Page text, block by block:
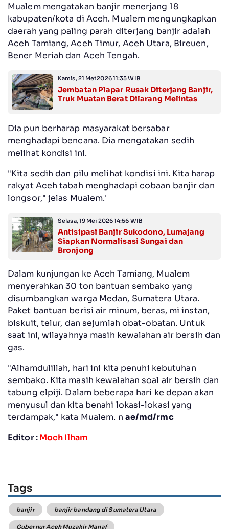
Mualem mengatakan banjir menerjang 18
kabupaten/kota di Aceh. Mualem mengungkapkan
daerah yang paling parah diterjang banjir adalah
Aceh Tamiang, Aceh Timur, Aceh Utara, Bireuen,
Bener Meriah dan Aceh Tengah.
Kamis, 21 Mei 2026 11:35 WIB
Jembatan Plapar Rusak Diterjang Banjir,
Truk Muatan Berat Dilarang Melintas
Dia pun berharap masyarakat bersabar
menghadapi bencana. Dia mengatakan sedih
melihat kondisi ini.
"Kita sedih dan pilu melihat kondisi ini. Kita harap
rakyat Aceh tabah menghadapi cobaan banjir dan
longsor," jelas Mualem.'
Selasa, 19 Mei 2026 14:56 WIB
Antisipasi Banjir Sukodono, Lumajang
Siapkan Normalisasi Sungai dan
Bronjong
Dalam kunjungan ke Aceh Tamiang, Mualem
menyerahkan 30 ton bantuan sembako yang
disumbangkan warga Medan, Sumatera Utara.
Paket bantuan berisi air minum, beras, mi instan,
biskuit, telur, dan sejumlah obat-obatan. Untuk
saat ini, wilayahnya masih kewalahan air bersih dan
gas.
"Alhamdulillah, hari ini kita penuhi kebutuhan
sembako. Kita masih kewalahan soal air bersih dan
tabung elpiji. Dalam beberapa hari ke depan akan
menyusul dan kita benahi lokasi-lokasi yang
terdampak," kata Mualem. n ae/md/rmc
Editor :Moch Ilham
Tags
banjir banjir bandang di Sumatera Utara
Gubernur Aceh Muzakir Manaf